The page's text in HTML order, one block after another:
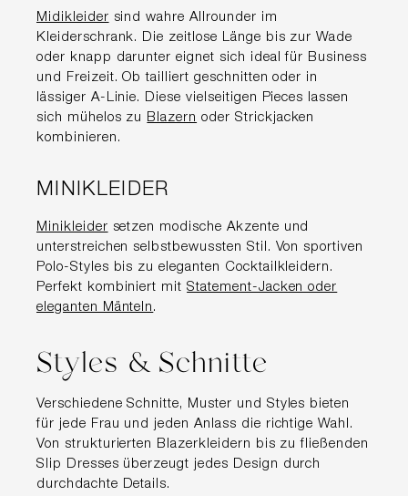
Midikleider sind wahre Allrounder im
Kleiderschrank. Die zeitlose Länge bis zur Wade
oder knapp darunter eignet sich ideal für Business
und Freizeit. Ob tailliert geschnitten oder in
lässiger A-Linie. Diese vielseitigen Pieces lassen
sich mühelos zu Blazern oder Strickjacken
kombinieren.
MINIKLEIDER
Minikleider setzen modische Akzente und
unterstreichen selbstbewussten Stil. Von sportiven
Polo-Styles bis zu eleganten Cocktailkleidern.
Perfekt kombiniert mitStatement-Jacken oder
eleganten Mänteln .
Styles & Schnitte
Verschiedene Schnitte, Muster und Styles bieten
für jede Frau und jeden Anlass die richtige Wahl.
Von strukturierten Blazerkleidern bis zu fließenden
Slip Dresses überzeugt jedes Design durch
durchdachte Details.